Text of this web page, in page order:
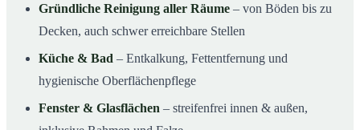
Gründliche Reinigung aller Räume – von Böden bis zu
Decken, auch schwer erreichbare Stellen
Küche & Bad – Entkalkung, Fettentfernung und
hygienische Oberflächenpflege
Fenster & Glasflächen – streifenfrei innen & außen,